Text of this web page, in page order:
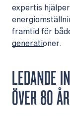
expertis
framtid för
generationer.
LEDANDE
ÖVER 80 ÅR